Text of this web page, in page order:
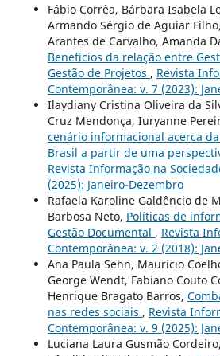
Fábio Corrêa, Bárbara Isabela
Armando Sérgio de Aguiar
Arantes de Carvalho, Amanda
Benefícios da relação entre
Gestão de Projetos , Revista
Contemporânea: v. 7 (2023):
Ilaydiany Cristina Oliveira da
Cruz Mendonça, Iuryanne
cenário informacional acerca
Brasil a partir de uma
Revista Informação na
(2025): Janeiro-Dezembro
Rafaela Karoline Galdêncio de
Barbosa Neto, Políticas de
Gestão Documental , Revista
Contemporânea: v. 2 (2018):
Ana Paula Sehn, Maurício
George Wendt, Fabiano Couto
Henrique Bragato Barros,
nas redes sociais , Revista
Contemporânea: v. 9 (2025):
Luciana Laura Gusmão